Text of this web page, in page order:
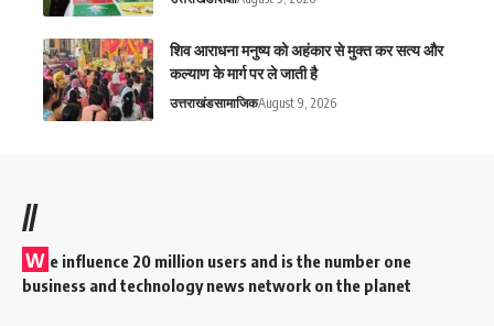
शिव आराधना मनुष्य को अहंकार से मुक्त कर सत्य और
कल्याण के मार्ग पर ले जाती है
उत्तराखंडसामाजिकAugust 9, 2026
//
W e influence 20 million users and is the number one
business and technology news network on the planet